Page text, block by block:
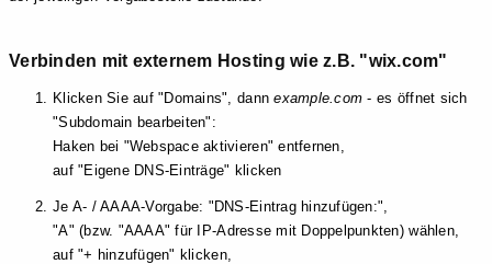
Verbinden mit externem Hosting wie z.B. "wix.com"
Klicken Sie auf "Domains", dannexample.com - es öffnet sich
"Subdomain bearbeiten":
Haken bei "Webspace aktivieren" entfernen,
auf "Eigene DNS-Einträge" klicken
Je A- / AAAA-Vorgabe: "DNS-Eintrag hinzufügen:",
"A" (bzw. "AAAA" für IP-Adresse mit Doppelpunkten) wählen,
auf "+ hinzufügen" klicken,